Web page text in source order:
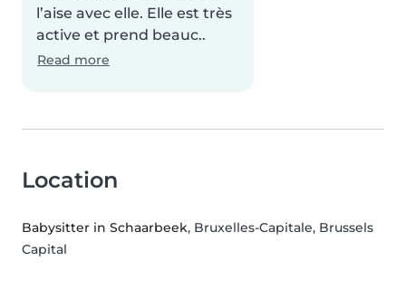
l’aise avec elle. Elle est très
active et prend beauc..
Read more
Location
Babysitter in Schaarbeek, Bruxelles-Capitale, Brussels
Capital